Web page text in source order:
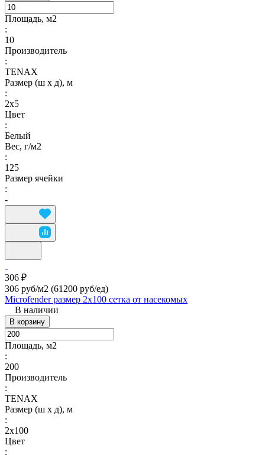
Площадь, м2
:
10
Производитель
:
TENAX
Размер (ш х д), м
:
2х5
Цвет
:
Белый
Вес, г/м2
:
125
Размер ячейки
:
-
306 ₽
306 руб/м2 (61200 руб/eд)
Microfender размер 2х100 сетка от насекомых
В наличии
В корзину
Площадь, м2
:
200
Производитель
:
TENAX
Размер (ш х д), м
:
2х100
Цвет
: